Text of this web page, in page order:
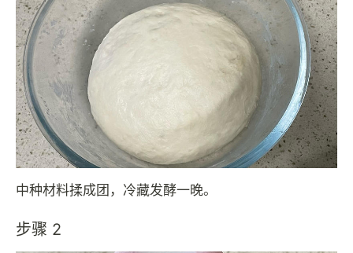
中种材料揉成团，冷藏发酵一晚。
步骤 2